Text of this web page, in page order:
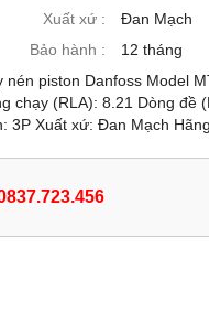
Xuất xứ :
Đan Mạch
Bảo hành :
12 tháng
nén piston Danfoss Model
chạy (RLA): 8.21 Dòng đề
3P Xuất xứ: Đan Mạch